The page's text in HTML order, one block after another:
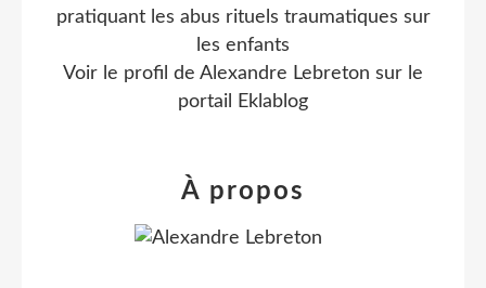
pratiquant les abus rituels traumatiques sur
les enfants
Voir le profil de Alexandre Lebreton sur le
portail Eklablog
À propos